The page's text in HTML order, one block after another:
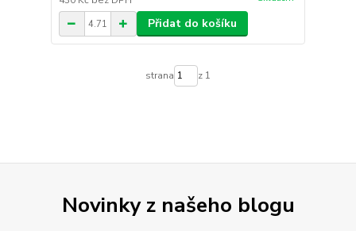
Přidat do košíku
strana z 1
Novinky z našeho blogu